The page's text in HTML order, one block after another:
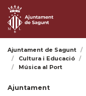
Ajuntament de Sagunt
Cultura i Educació
Música al Port
Ajuntament